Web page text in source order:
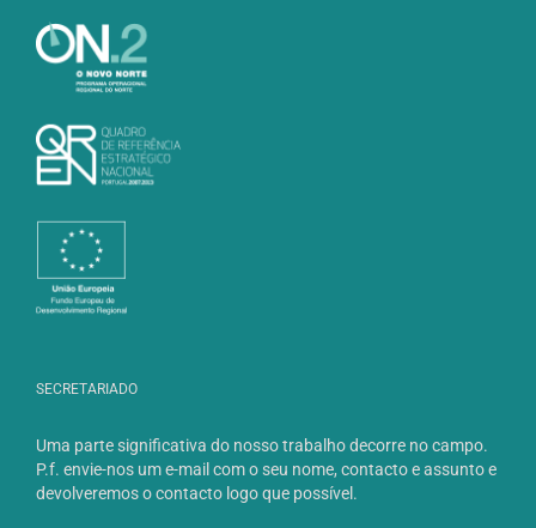
SECRETARIADO
Uma parte significativa do nosso trabalho decorre no campo.
P.f. envie-nos um e-mail com o seu nome, contacto e assunto e
devolveremos o contacto logo que possível.